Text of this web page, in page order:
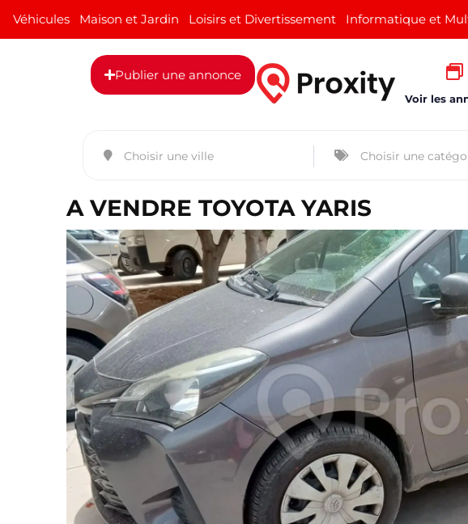
Véhicules Maison et Jardin Loisirs et Divertissement Informatique et
Publier une annonce
Voir les
A VENDRE TOYOTA YARIS